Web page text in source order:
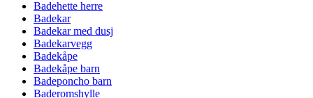
Badehette herre
Badekar
Badekar med dusj
Badekarvegg
Badekåpe
Badekåpe barn
Badeponcho barn
Baderomshylle